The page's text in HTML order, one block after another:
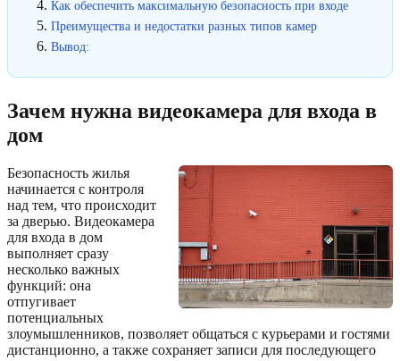
Как обеспечить максимальную безопасность при входе
Преимущества и недостатки разных типов камер
Вывод:
Зачем нужна видеокамера для входа в
дом
Безопасность жилья
начинается с контроля
над тем, что происходит
за дверью. Видеокамера
для входа в дом
выполняет сразу
несколько важных
функций: она
отпугивает
потенциальных
злоумышленников, позволяет общаться с курьерами и гостями
дистанционно, а также сохраняет записи для последующего